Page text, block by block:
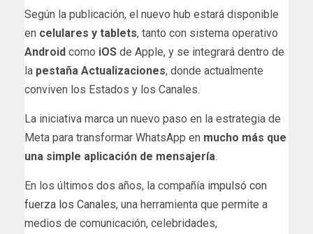
Según la publicación, el nuevo hub estará disponible
en celulares y tablets, tanto con sistema operativo
Android como iOS de Apple, y se integrará dentro de
la pestaña Actualizaciones, donde actualmente
conviven los Estados y los Canales.
La iniciativa marca un nuevo paso en la estrategia de
Meta para transformar WhatsApp en mucho más que
una simple aplicación de mensajería.
En los últimos dos años, la compañía impulsó con
fuerza los Canales, una herramienta que permite a
medios de comunicación, celebridades,